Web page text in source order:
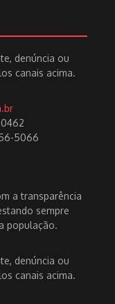
denúncia ou
canais acima.
5066
a transparência
sempre
população.
denúncia ou
canais acima.